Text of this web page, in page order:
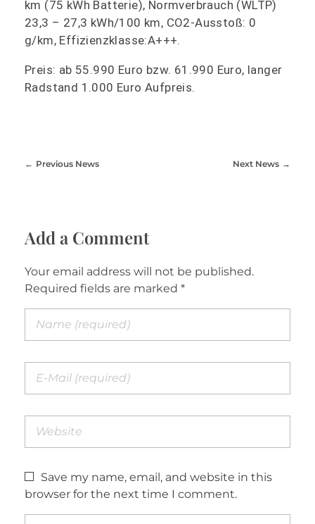
km (75 kWh Batterie), Normverbrauch (WLTP)
23,3 – 27,3 kWh/100 km, CO2-Ausstoß: 0
g/km, Effizienzklasse:A+++.
Preis: ab 55.990 Euro bzw. 61.990 Euro, langer
Radstand 1.000 Euro Aufpreis.
Previous News Next News
Add a Comment
Your email address will not be published.
Required fields are marked *
Save my name, email, and website in this
browser for the next time I comment.